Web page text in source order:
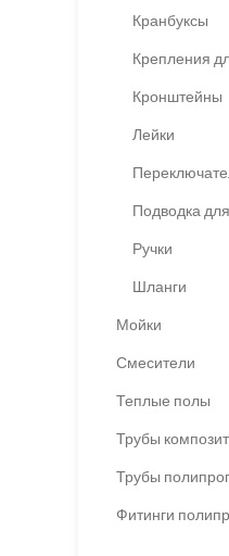
Кранбуксы
Крепления
Кронштейны
Лейки
Подводка
Ручки
Шланги
Мойки
Смесители
Теплые полы
Трубы
Трубы
Фитинги